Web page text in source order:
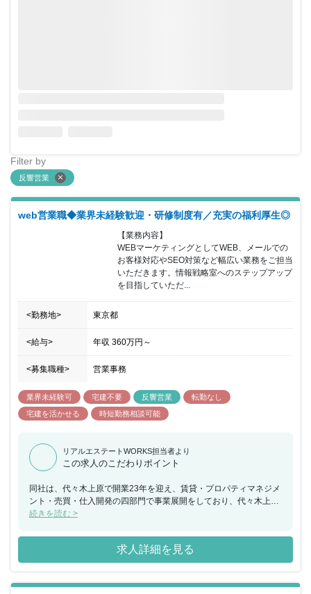
Filter by
反響営業
web営業職◆業界未経験歓迎・研修制度有／充実の福利厚生◎
【業務内容】
WEBマーケティングとしてWEB、メールでの
お客様対応やSEO対策など幅広い業務をご担当
いただきます。情報戦略室へのステップアップ
を目指していただ...
<勤務地> 東京都
<給与> 年収 360万円 ～
<募集職種> 営業事務
業界未経験可 宅建不要 反響営業
転勤なし
宅建を活かせる
時短勤務相談可能
リアルエステートWORKS担当者より
この求人のこだわりポイント
同社は、代々木上原で開業23年を迎え、賃貸・プロパティマネジメ
ント・売買・仕入開発の四部門で事業展開をしており、代々木上原
を中心に城南・城西エリアに特化することで地域を支え、住民の方
様化するネットに対応するためシステムメンテナンスやSEO対策な
ど幅広い業務に対応できる方を募集いたします。不動産業界の経験
がない方でも安心していただけるように社内OJTやセンチュリー21
は、先輩社員と一緒に行動し、業務に慣れたら、自身の営業スタイ
続きを読む >
求人詳細を見る